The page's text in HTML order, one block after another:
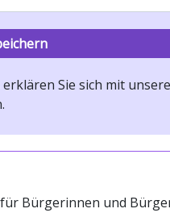
Sie sich mit
Bürgerinnen und